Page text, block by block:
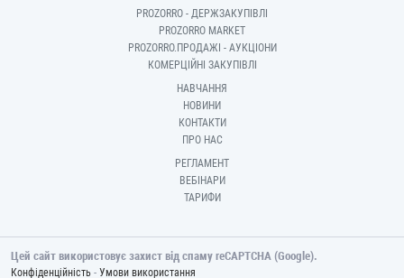
PROZORRO - ДЕРЖЗАКУПІВЛІ
PROZORRO MARKET
PROZORRO.ПРОДАЖІ - АУКЦІОНИ
КОМЕРЦІЙНІ ЗАКУПІВЛІ
НАВЧАННЯ
НОВИНИ
КОНТАКТИ
ПРО НАС
РЕГЛАМЕНТ
ВЕБІНАРИ
ТАРИФИ
Цей сайт використовує захист від спаму reCAPTCHA (Google).
Конфіденційність - Умови використання